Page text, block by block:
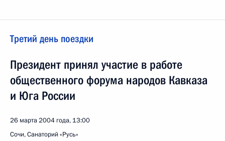
Третий день поездки
Президент принял участие в работе
общественного форума народов Кавказа
и Юга России
26 марта 2004 года, 13:00
Сочи, Санаторий «Русь»